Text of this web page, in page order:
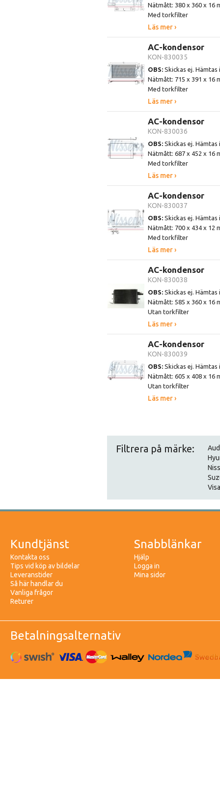
Nätmått: 380 x 360 x 16
Med torkfilter
Läs mer ›
AC-kondensor
KON-830035
OBS: Skickas ej.
Nätmått: 715 x 391 x 16
Med torkfilter
Läs mer ›
AC-kondensor
KON-830036
OBS: Skickas ej.
Nätmått: 687 x 452 x 16
Med torkfilter
Läs mer ›
AC-kondensor
KON-830037
OBS: Skickas ej.
Nätmått: 700 x 434 x 12
Med torkfilter
Läs mer ›
AC-kondensor
KON-830038
OBS: Skickas ej.
Nätmått: 585 x 360 x 16
Utan torkfilter
Läs mer ›
AC-kondensor
KON-830039
OBS: Skickas ej.
Nätmått: 605 x 408 x 16
Utan torkfilter
Läs mer ›
Filtrera på märke:
Kundtjänst
Kontakta oss
Tips vid köp av bildelar
Leveranstider
Så här handlar du
Vanliga frågor
Returer
Snabblänkar
Hjälp
Logga in
Mina sidor
Betalningsalternativ